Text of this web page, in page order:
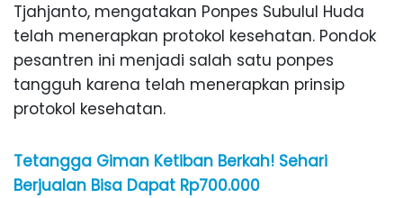
Tjahjanto, mengatakan Ponpes Subulul Huda
telah menerapkan protokol kesehatan. Pondok
pesantren ini menjadi salah satu ponpes
tangguh karena telah menerapkan prinsip
protokol kesehatan.
Tetangga Giman Ketiban Berkah! Sehari
Berjualan Bisa Dapat Rp700.000